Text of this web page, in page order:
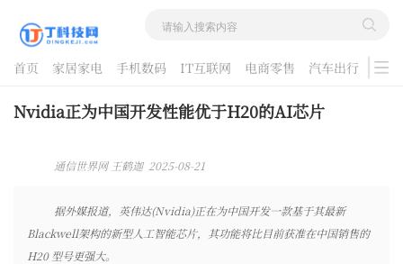
首页 家居家电 手机数码 IT互联网 电商零售 汽车出行
游戏
酷品评测
Nvidia正为中国开发性能优于H20的AI芯片
通信世界网 王鹤迦 2025-08-21
据外媒报道，英伟达(Nvidia)正在为中国开发一款基于其最新
Blackwell架构的新型人工智能芯片，其功能将比目前获准在中国销售的
H20 型号更强大。